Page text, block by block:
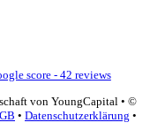
score - 42 reviews
von YoungCapital • ©
• Datenschutzerklärung •